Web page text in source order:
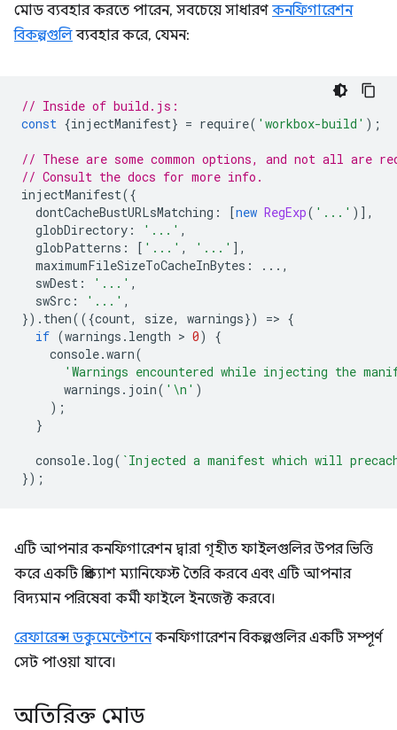
মোড ব্যবহার করতে পারেন, সবচেয়ে সাধারণ কনফিগারেশন
বিকল্পগুলিব্যবহার করে, যেমন:
// Inside of build.js:
const {injectManifest} = require( 'workbox-build' );
// These are some common options, and not all are
// Consult the docs for more info.
injectManifest({
dontCacheBustURLsMatching : [new RegExp( '...' )],
globDirectory : '...' ,
globPatterns : [ '...' , '...' ],
maximumFileSizeToCacheInBytes :
...,
swDest : '...' ,
swSrc : '...' ,
}). then(({count, size, warnings}) => {
if (warnings . length > 0)
{
console.warn(
'Warnings encountered while injecting the
warnings . join( '\n' )
);
}
console. log( `Injected a manifest which will
});
এটি আপনার কনফিগারেশন দ্বারা গৃহীত ফাইলগুলির উপর ভিত্তি
করে একটি প্রিক্যাশ ম্যানিফেস্ট তৈরি করবে এবং এটি আপনার
বিদ্যমান পরিষেবা কর্মী ফাইলে ইনজেক্ট করবে।
রেফারেন্স ডকুমেন্টেশনেকনফিগারেশন বিকল্পগুলির একটি সম্পূর্ণ
সেট পাওয়া যাবে।
অতিরিক্ত মোড